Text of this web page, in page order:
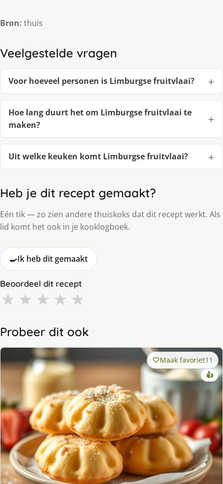
Bron: thuis
Veelgestelde vragen
Voor hoeveel personen is Limburgse fruitvlaai?
Hoe lang duurt het om Limburgse fruitvlaai te
maken?
Uit welke keuken komt Limburgse fruitvlaai?
Heb je dit recept gemaakt?
Eén tik — zo zien andere thuiskoks dat dit recept werkt. Als
lid komt het ook in je kooklogboek.
🍳Ik heb dit gemaakt
Beoordeel dit recept
★ ★ ★ ★ ★
Probeer dit ook
Maak favoriet11
👍